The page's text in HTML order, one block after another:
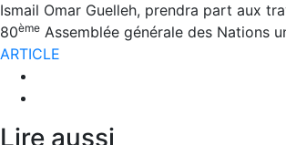
Ismail Omar Guelleh, prendra part aux
80ème Assemblée générale des Nations
ARTICLE
Lire aussi